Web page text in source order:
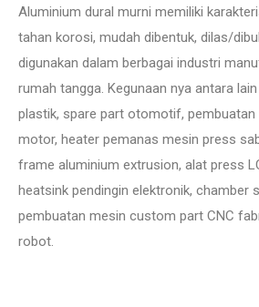
Aluminium dural murni memiliki
tahan korosi, mudah dibentuk, dilas/
digunakan dalam berbagai industri
rumah tangga. Kegunaan nya antara
plastik, spare part otomotif, pembuatan
motor, heater pemanas mesin press
frame aluminium extrusion, alat press
heatsink pendingin elektronik, chamber
pembuatan mesin custom part CNC
robot.